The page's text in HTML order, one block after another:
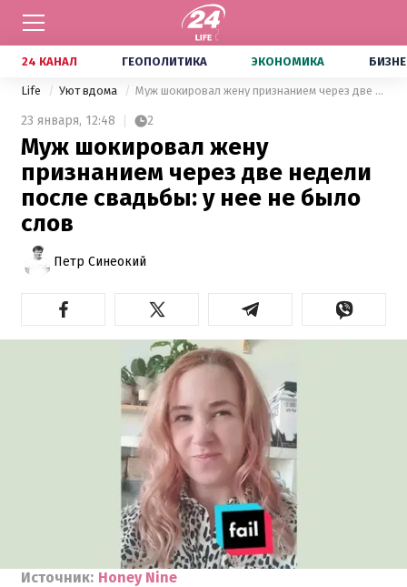
24 КАНАЛ ГЕОПОЛИТИКА ЭКОНОМИКА
Life Уют вдома Муж шокировал жену признанием через две недели после свадьбы: у нее не было слов
23 января, 12:48 2
Муж шокировал жену
признанием через две недели
после свадьбы: у нее не было
слов
Петр Синеокий
Источник: Honey Nine